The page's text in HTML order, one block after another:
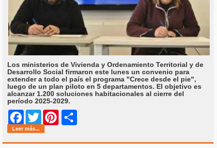
Los ministerios de Vivienda y Ordenamiento Territorial y de
Desarrollo Social firmaron este lunes un convenio para
extender a todo el país el programa "Crece desde el pie",
luego de un plan piloto en 5 departamentos. El objetivo es
alcanzar 1.200 soluciones habitacionales al cierre del
período 2025-2029.
Facebook
Twitter Pinterest
Leer más...